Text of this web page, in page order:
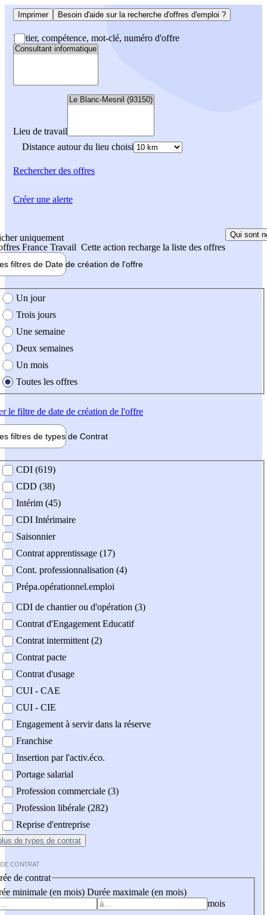
Imprimer Besoin d'aide sur la recherche d'offres d'emploi ?
Métier, compétence, mot-clé, numéro d'offre
Lieu de travail
Distance autour du lieu choisi
Rechercherdes offres
uniquement
France Travail Cette action recharge la liste des offres
Qui sont
filtres de Date de création de l'offre
création de l'offre
Un jour
Trois jours
Une semaine
Deux semaines
Un mois
Toutes les offres
le filtre de date de création de l'offre
filtres de types de Contrat
contrat
CDI (619)
CDD (38)
Intérim (45)
CDI Intérimaire
Saisonnier
Contrat apprentissage (17)
Cont. professionnalisation (4)
Prépa.opérationnel.emploi
CDI de chantier ou d'opération (3)
Contrat d'Engagement Educatif
Contrat intermittent (2)
Contrat pacte
Contrat d'usage
CUI - CAE
CUI - CIE
Engagement à servir dans la réserve
Franchise
Insertion par l'activ.éco.
Portage salarial
Profession commerciale (3)
Profession libérale (282)
Reprise d'entreprise
de types de contrat
CONTRAT
de contrat
minimale (en mois) Durée maximale (en mois)
mois
Créer une alerte